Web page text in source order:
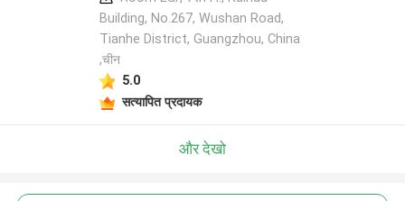
Building, No.267, Wushan Road,
Tianhe District, Guangzhou, China
,चीन
5.0
सत्यापित प्रदायक
और देखो